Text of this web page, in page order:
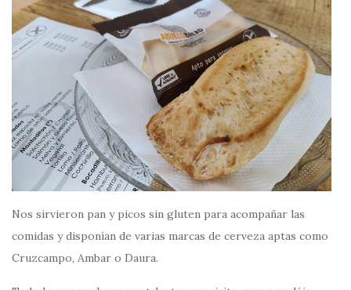
Nos sirvieron pan y picos sin gluten para acompañar las
comidas y disponían de varias marcas de cerveza aptas como
Cruzcampo, Ambar o Daura.